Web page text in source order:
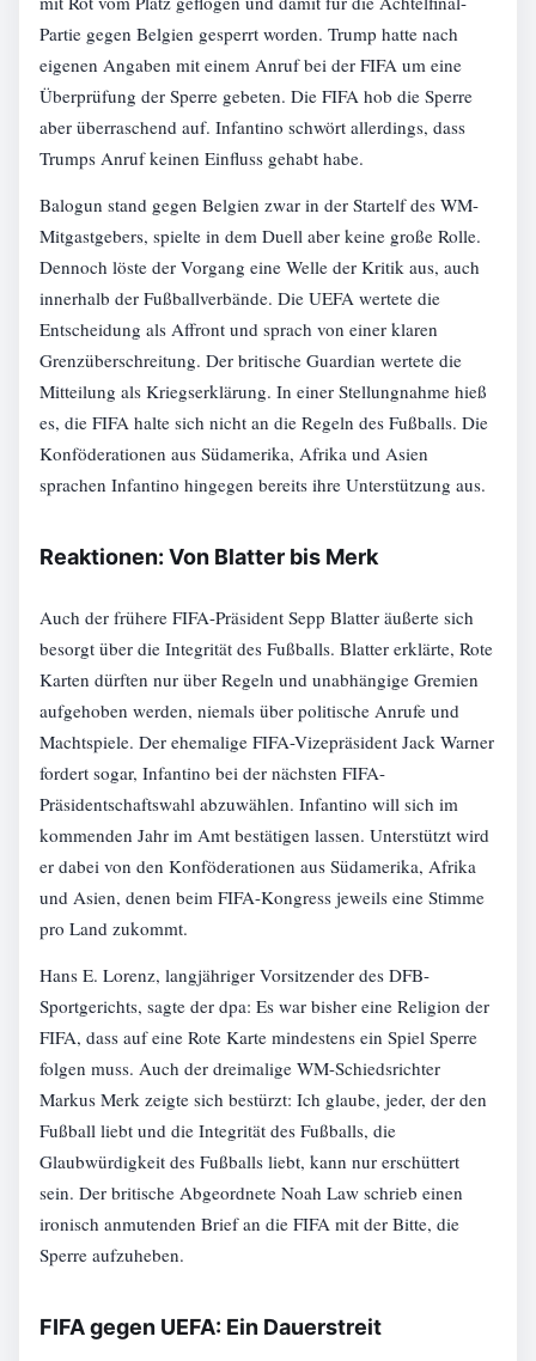
Partie gegen Belgien gesperrt worden. Trump hatte nach
eigenen Angaben mit einem Anruf bei der FIFA um eine
Überprüfung der Sperre gebeten. Die FIFA hob die Sperre
aber überraschend auf. Infantino schwört allerdings, dass
Trumps Anruf keinen Einfluss gehabt habe.
Balogun stand gegen Belgien zwar in der Startelf des WM-
Mitgastgebers, spielte in dem Duell aber keine große Rolle.
Dennoch löste der Vorgang eine Welle der Kritik aus, auch
innerhalb der Fußballverbände. Die UEFA wertete die
Entscheidung als Affront und sprach von einer klaren
Grenzüberschreitung. Der britische Guardian wertete die
Mitteilung als Kriegserklärung. In einer Stellungnahme hieß
es, die FIFA halte sich nicht an die Regeln des Fußballs. Die
Konföderationen aus Südamerika, Afrika und Asien
sprachen Infantino hingegen bereits ihre Unterstützung aus.
Reaktionen: Von Blatter bis Merk
Auch der frühere FIFA-Präsident Sepp Blatter äußerte sich
besorgt über die Integrität des Fußballs. Blatter erklärte, Rote
Karten dürften nur über Regeln und unabhängige Gremien
aufgehoben werden, niemals über politische Anrufe und
Machtspiele. Der ehemalige FIFA-Vizepräsident Jack Warner
fordert sogar, Infantino bei der nächsten FIFA-
Präsidentschaftswahl abzuwählen. Infantino will sich im
kommenden Jahr im Amt bestätigen lassen. Unterstützt wird
er dabei von den Konföderationen aus Südamerika, Afrika
und Asien, denen beim FIFA-Kongress jeweils eine Stimme
pro Land zukommt.
Hans E. Lorenz, langjähriger Vorsitzender des DFB-
Sportgerichts, sagte der dpa: Es war bisher eine Religion der
FIFA, dass auf eine Rote Karte mindestens ein Spiel Sperre
folgen muss. Auch der dreimalige WM-Schiedsrichter
Markus Merk zeigte sich bestürzt: Ich glaube, jeder, der den
Fußball liebt und die Integrität des Fußballs, die
Glaubwürdigkeit des Fußballs liebt, kann nur erschüttert
sein. Der britische Abgeordnete Noah Law schrieb einen
ironisch anmutenden Brief an die FIFA mit der Bitte, die
Sperre aufzuheben.
FIFA gegen UEFA: Ein Dauerstreit